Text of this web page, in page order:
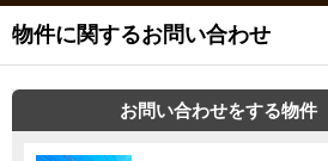
物件に関するお問い合わせ
お問い合わせをする物件